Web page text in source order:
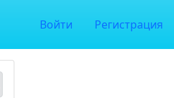
Войти Регистрация